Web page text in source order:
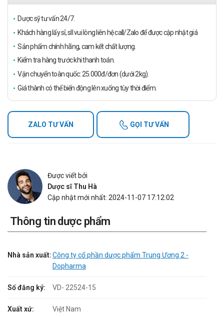
Dược sỹ tư vấn 24/7.
Khách hàng lấy sỉ, sll vui lòng liên hệ call/Zalo để được cập nhật giá
Sản phẩm chính hãng, cam kết chất lượng.
Kiểm tra hàng trước khi thanh toán.
Vận chuyển toàn quốc: 25.000đ/đơn (dưới 2kg).
Giá thành có thể biến động lên xuống tùy thời điểm.
ZALO TƯ VẤN GỌI TƯ VẤN
Được viết bởi
Dược sĩ Thu Hà
Cập nhật mới nhất: 2024-11-07 17:12:02
Thông tin dược phẩm
Nhà sản xuất:Công ty cổ phần dược phẩm Trung Ương 2 -
Dopharma
Số đăng ký: VD- 22524-15
Xuất xứ: Việt Nam